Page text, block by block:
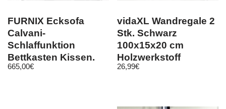
FURNIX Ecksofa
Calvani-
Schlaffunktion
Bettkasten Kissen,
Eckcouch in 7
665,00€
vidaXL Wandregale 2
Stk. Schwarz
100x15x20 cm
Holzwerkstoff
26,99€